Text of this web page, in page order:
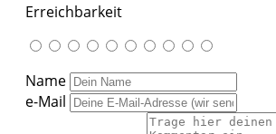
Erreichbarkeit
Name
e-Mail